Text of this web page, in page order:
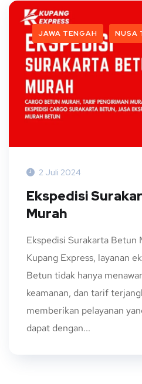
JAWA TENGAH NUSA
2 Juli 2024
Ekspedisi
Murah
Ekspedisi Surakarta Betun
Kupang Express, layanan
Betun tidak hanya
keamanan, dan tarif
memberikan pelayanan
dapat dengan...